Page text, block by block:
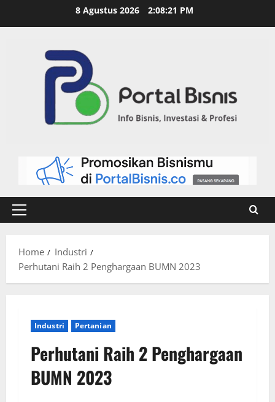
8 Agustus 2026 2:08:22 PM
Home
Industri
Perhutani Raih 2 Penghargaan BUMN 2023
Industri Pertanian
Perhutani Raih 2 Penghargaan
BUMN 2023